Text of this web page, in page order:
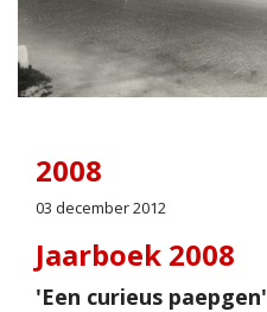
2008
03 december 2012
Jaarboek 2008
'Een curieus paepgen'